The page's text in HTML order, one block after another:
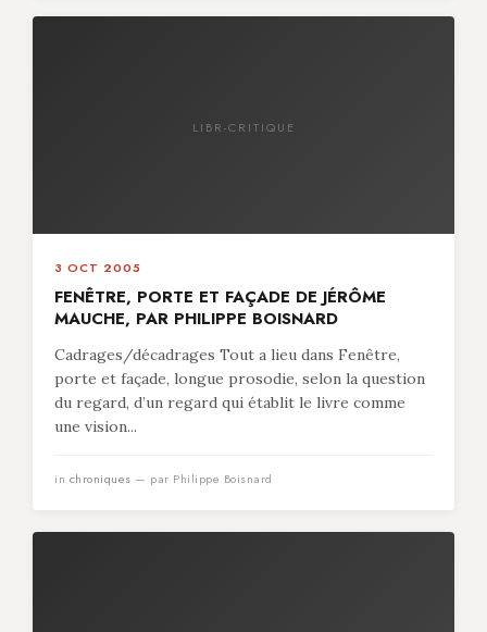
LIBR-CRITIQUE
3 OCT 2005
FENÊTRE, PORTE ET FAÇADE DE JÉRÔME
MAUCHE, PAR PHILIPPE BOISNARD
Cadrages/décadrages Tout a lieu dans Fenêtre,
porte et façade, longue prosodie, selon la question
du regard, d’un regard qui établit le livre comme
une vision...
in chroniques — par Philippe Boisnard